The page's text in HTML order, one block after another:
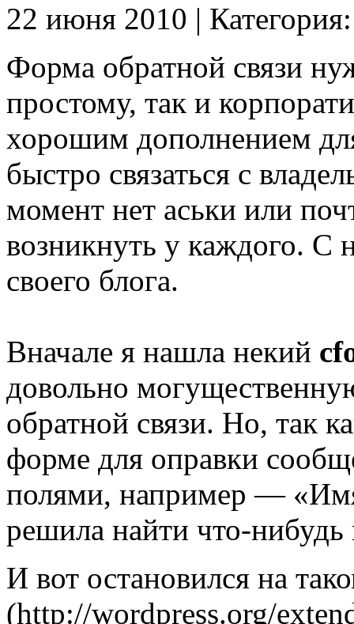
22 июня 2010 |
Форма обратной связи
простому, так и
хорошим дополнением
быстро связаться с
момент нет аськи или
возникнуть у каждого. С
своего блога.
Вначале я нашла некий
довольно
обратной связи. Но, так
форме для оправки
полями, например —
решила найти что-
И вот остановился на
(http://wordpress.org/